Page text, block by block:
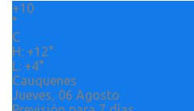
i
s
+10
°
C
H: +12°
L: +4°
Cauquenes
Jueves, 06 Agosto